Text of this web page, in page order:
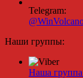
Telegram:
Наши группы:
Наша